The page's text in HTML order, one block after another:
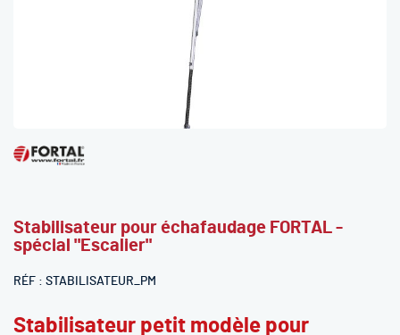
Stabilisateur pour échafaudage FORTAL -
spécial "Escalier"
RÉF STABILISATEUR_PM
Stabilisateur petit modèle pour
Skip
of
the
images
gallery